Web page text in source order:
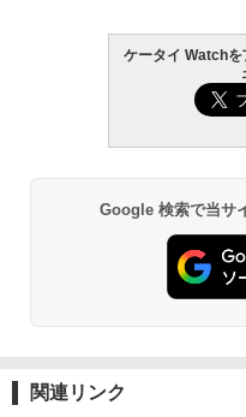
ケータイ Watchを
Google 検索で当サ
関連リンク